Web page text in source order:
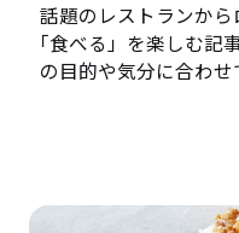
話題のレストランか
「食べる」を楽しむ記
の目的や気分に合わ